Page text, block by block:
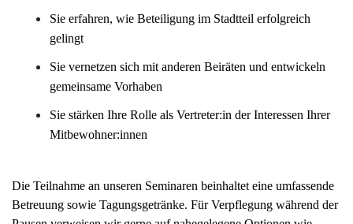
Sie erfahren, wie Beteiligung im Stadtteil erfolgreich
gelingt
Sie vernetzen sich mit anderen Beiräten und entwickeln
gemeinsame Vorhaben
Sie stärken Ihre Rolle als Vertreter:in der Interessen Ihrer
Mitbewohner:innen
Die Teilnahme an unseren Seminaren beinhaltet eine umfassende
Betreuung sowie Tagungsgetränke. Für Verpflegung während der